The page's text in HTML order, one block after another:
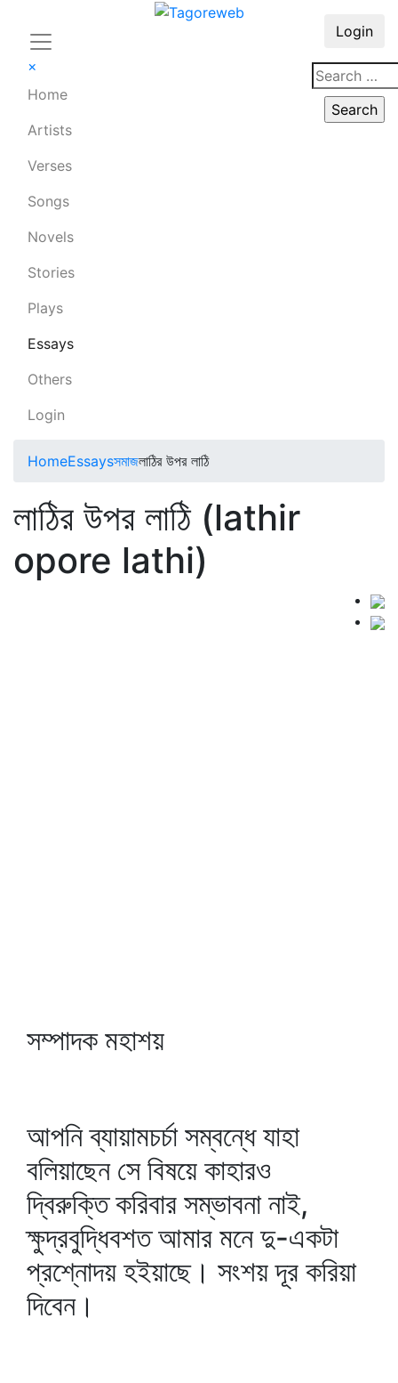
×
Home
Artists
Verses
Songs
Novels
Stories
Plays
Essays
Others
Login
Login
HomeEssaysসমাজলাঠির উপর লাঠি
লাঠির উপর লাঠি (lathir
opore lathi)
সম্পাদক মহাশয়
আপনি ব্যায়ামচর্চা সম্বন্ধে যাহা
বলিয়াছেন সে বিষয়ে কাহারও
দ্বিরুক্তি করিবার সম্ভাবনা নাই,
ক্ষুদ্রবুদ্ধিবশত আমার মনে দু-একটা
প্রশ্নোদয় হইয়াছে। সংশয় দূর করিয়া
দিবেন।